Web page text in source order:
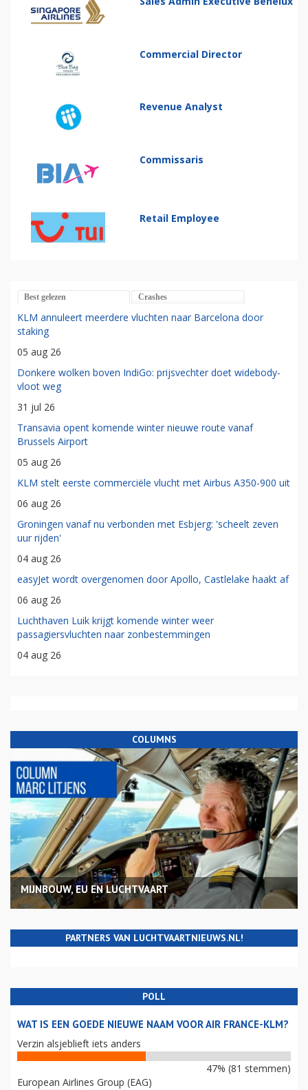
Commercial Director
Revenue Analyst
Commissaris
Retail Employee
Best gelezen Crashes
KLM annuleert meerdere vluchten naar Barcelona door
staking
05 aug 26
Donkere wolken boven IndiGo: prijsvechter doet widebody-
vloot weg
31 jul 26
Transavia opent komende winter nieuwe route vanaf
Brussels Airport
05 aug 26
KLM stelt eerste commerciële vlucht met Airbus A350-900 uit
06 aug 26
Groningen vanaf nu verbonden met Esbjerg: 'scheelt zeven
uur rijden'
04 aug 26
easyJet wordt overgenomen door Apollo, Castlelake haakt af
06 aug 26
Luchthaven Luik krijgt komende winter weer
passagiersvluchten naar zonbestemmingen
04 aug 26
COLUMNS
MIJNBOUW, EU EN LUCHTVAART
PARTNERS VAN LUCHTVAARTNIEUWS.NL!
POLL
WAT IS EEN GOEDE NIEUWE NAAM VOOR AIR FRANCE-KLM?
Verzin alsjeblieft iets anders
47% (81 stemmen)
European Airlines Group (EAG)